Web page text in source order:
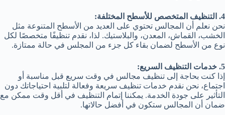
4. التنظيف المتخصص للأسطح المختلفة:
نحن نعلم أن المجالس تحتوي على العديد من الأسطح المتنوعة مثل
الخشب، القماش، المعدن، والبلاستيك. لذا، نقدم تنظيفًا متخصصًا لكل
نوع من الأسطح لضمان بقاء كل جزء من المجلس في حالة ممتازة.
5. خدمات التنظيف السريع:
إذا كنت بحاجة إلى تنظيف مجالس في وقت سريع قبل مناسبة أو
اجتماع، نحن نقدم خدمات تنظيف سريعة وفعالة لتلبية احتياجاتك دون
التأثير على جودة الخدمة. يمكننا إتمام التنظيف في أقل وقت ممكن مع
ضمان أن المجالس ستكون في أفضل حالاتها.